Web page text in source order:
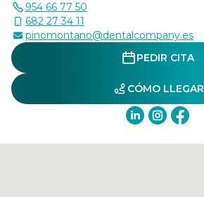
954 66 77 50
682 27 34 11
pinomontano@dentalcompany.es
PEDIR CITA
CÓMO LLEGAR